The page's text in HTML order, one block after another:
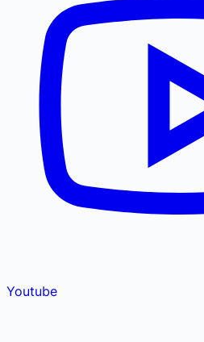
Youtube